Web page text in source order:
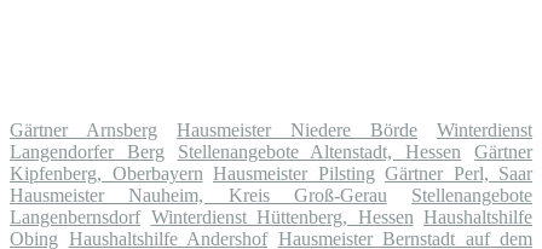
Gärtner Arnsberg Hausmeister Niedere Börde
Winterdienst
Langendorfer Berg
Stellenangebote Altenstadt, Hessen
Gärtner
Kipfenberg, Oberbayern Hausmeister Pilsting Gärtner Perl, Saar
Hausmeister Nauheim, Kreis Groß-Gerau
Stellenangebote
Langenbernsdorf Winterdienst Hüttenberg, Hessen Haushaltshilfe
Obing Haushaltshilfe Andershof Hausmeister Bernstadt auf dem